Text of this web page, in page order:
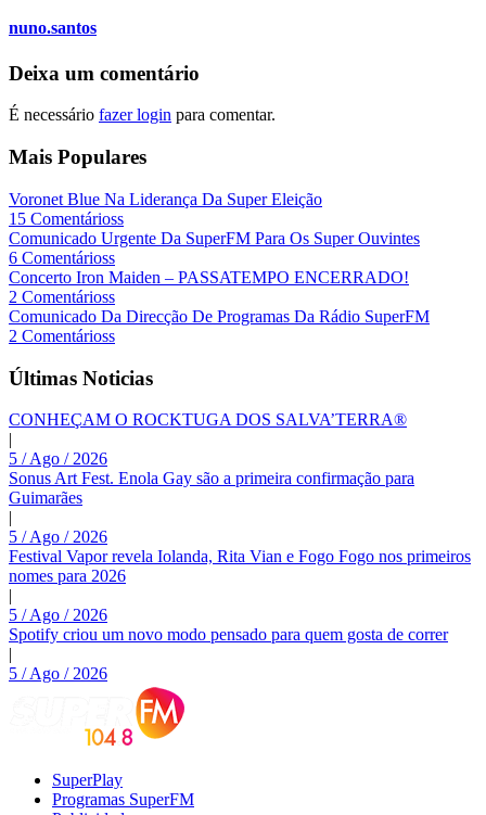
nuno.santos
Deixa um comentário
É necessário fazer login para comentar.
Mais Populares
Voronet Blue Na Liderança Da Super Eleição
15 Comentárioss
Comunicado Urgente Da SuperFM Para Os Super Ouvintes
6 Comentárioss
Concerto Iron Maiden – PASSATEMPO ENCERRADO!
2 Comentárioss
Comunicado Da Direcção De Programas Da Rádio SuperFM
2 Comentárioss
Últimas Noticias
CONHEÇAM O ROCKTUGA DOS SALVA’TERRA®
|
5 / Ago / 2026
Sonus Art Fest. Enola Gay são a primeira confirmação para
Guimarães
|
5 / Ago / 2026
Festival Vapor revela Iolanda, Rita Vian e Fogo Fogo nos primeiros
nomes para 2026
|
5 / Ago / 2026
Spotify criou um novo modo pensado para quem gosta de correr
|
5 / Ago / 2026
SuperPlay
Programas SuperFM